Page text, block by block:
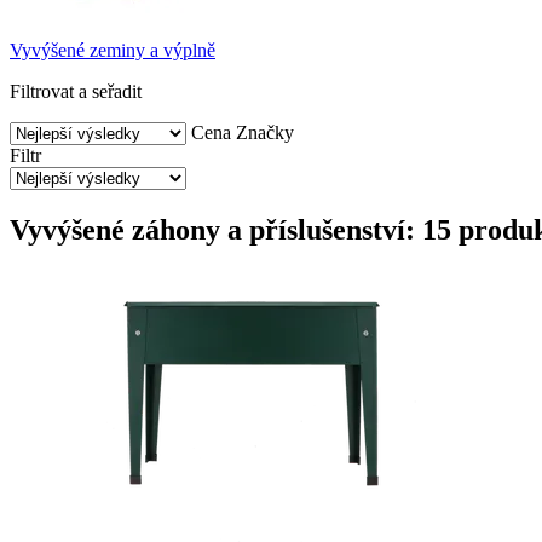
Vyvýšené zeminy a výplně
Filtrovat a seřadit
Cena Značky
Filtr
Vyvýšené záhony a příslušenství: 15